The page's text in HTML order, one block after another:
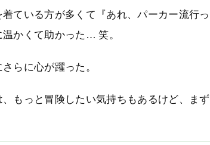
ている方が多くて『あれ、パーカー流行
かくて助かった… 笑。
らに心が躍った。
もっと冒険したい気持ちもあるけど、ま